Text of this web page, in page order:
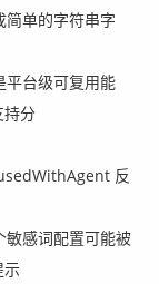
单的字符串字
平台级可复用能
持分
反
敏感词配置可能被
示